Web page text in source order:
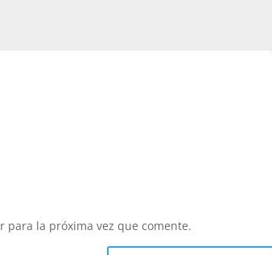
para la próxima vez que comente.